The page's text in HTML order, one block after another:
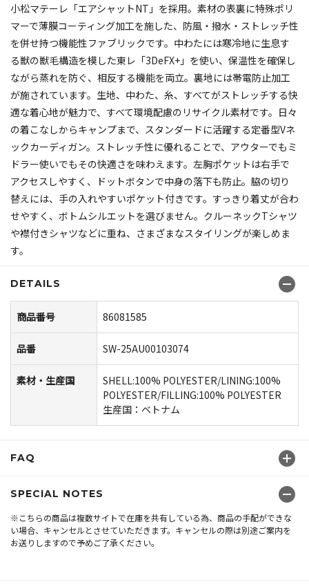
小松マテーレ「エアシャットNT」を採用。素材の表裏に特殊ポリ
マーで薄膜コーティング加工を施した、防風・撥水・ストレッチ性
を併せ持つ機能性ファブリックです。中わたには寒冷地に生息す
る獣の獣毛構造を模した東レ「3DeFX+」を使い、保温性を確保し
ながら蒸れを防ぐ、相反する機能を両立。裏地には帯電防止加工
が施されています。生地、中わた、糸、すべてがストレッチする快
適な着心地が魅力で、すべて環境配慮のリサイクル素材です。日々
の着こなしからキャンプまで、スタンダードに活躍する定番型Vネ
ックカーディガン。ストレッチ性に優れることで、アウターでもミ
ドラー使いでもその快適さを味わえます。左胸ポケットは右手で
アクセスしやすく、ドットボタンで中身の落下も防止。脇の切り
替えには、手の入れやすいポケット付きです。すっきり着丈が合わ
せやすく、ボトムシルエットを選びません。クルーネックTシャツ
や襟付きシャツなどに重ね、さまざまなスタイリングが楽しめま
す。
DETAILS
商品番号 86081585
品番 SW-25AU00103074
素材・生産国
SHELL:100% POLYESTER/LINING:100%
POLYESTER/FILLING:100% POLYESTER
生産国：ベトナム
FAQ
SPECIAL NOTES
※こちらの商品は複数サイトで在庫を共有している為、商品の手配ができな
い場合、キャンセルとさせていただきます。キャンセルの際は別途ご案内を
お送りしますので予めご了承ください。